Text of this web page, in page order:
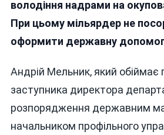
володіння надрами на
При цьому мільярдер не
оформити державну
Андрій Мельник, який обіймає
заступника директора
розпорядження державним
начальником профільного